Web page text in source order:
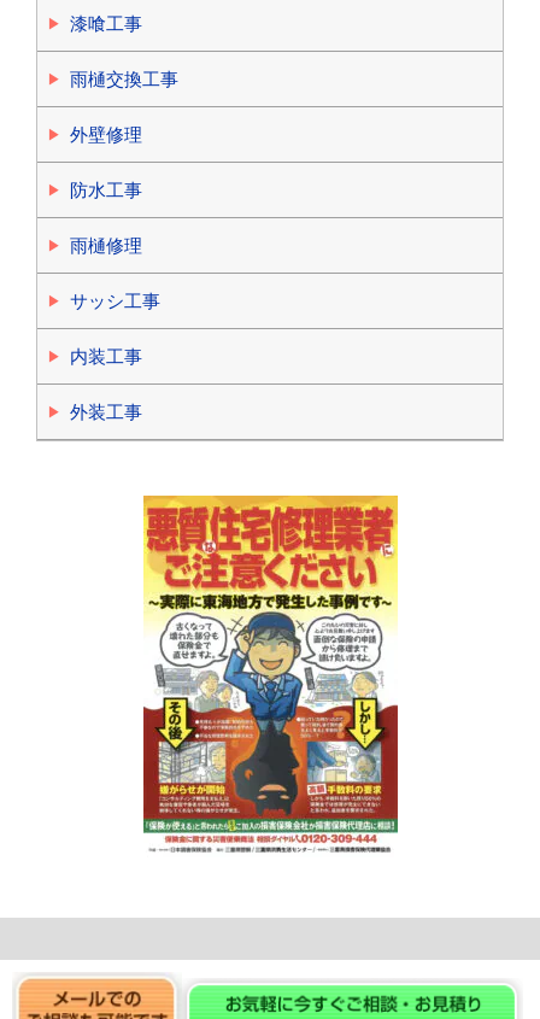
漆喰工事
雨樋交換工事
外壁修理
防水工事
雨樋修理
サッシ工事
内装工事
外装工事